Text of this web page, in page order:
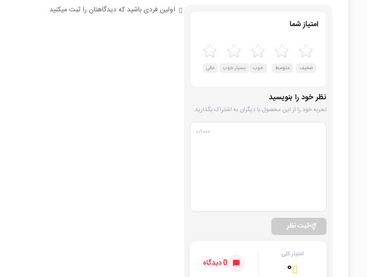
امتیاز شما
ضعیف متوسط خوب بسیار خوب عالی
نظر خود را بنویسید
تجربه خود را از این محصول با دیگران به اشتراک بگذارید.
۰/۱۰۰۰
ثبت نظر
امتیاز کلی
۰ 0 دیدگاه
اولین فردی باشید که دیدگاهتان را ثبت میکنید